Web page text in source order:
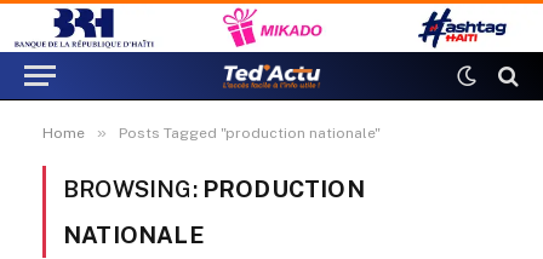
Home » Posts Tagged "production nationale"
BROWSING: PRODUCTION
NATIONALE